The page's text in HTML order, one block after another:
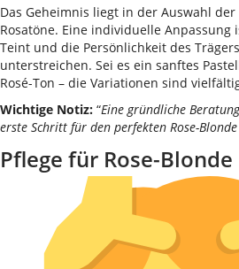
Das Geheimnis liegt in der Auswahl
Rosatöne. Eine individuelle
Teint und die Persönlichkeit des
unterstreichen. Sei es ein sanftes
Rosé-Ton – die Variationen sind
Wichtige Notiz: “Eine gründliche
erste Schritt für den perfekten Rose-
Pflege für Rose-Blonde